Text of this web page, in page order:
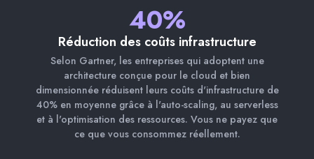
40%
Réduction des coûts infrastructure
Selon Gartner, les entreprises qui adoptent une
architecture conçue pour le cloud et bien
dimensionnée réduisent leurs coûts d'infrastructure de
40% en moyenne grâce à l'auto-scaling, au serverless
et à l'optimisation des ressources. Vous ne payez que
ce que vous consommez réellement.